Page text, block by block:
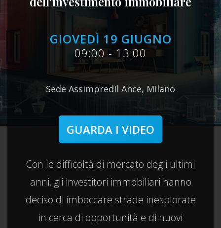
GIOVEDÌ 19 GIUGNO
09:00 - 13:00
Sede Assimpredil Ance, Milano
GUARDA I VIDEO
Con le difficoltà di mercato degli ultimi
anni, gli investitori immobiliari hanno
deciso di imboccare strade inesplorate
in cerca di opportunità e di nuovi